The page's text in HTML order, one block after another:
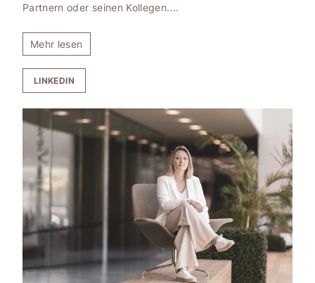
Partnern oder seinen Kollegen....
Mehr lesen
LINKEDIN